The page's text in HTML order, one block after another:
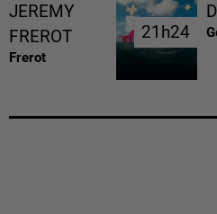
JEREMY
FREROT
Frerot
21h24
21h24